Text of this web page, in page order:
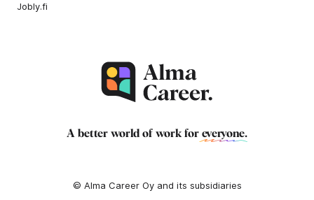
Jobly.fi
A better world of work for everyone.
© Alma Career Oy and its subsidiaries